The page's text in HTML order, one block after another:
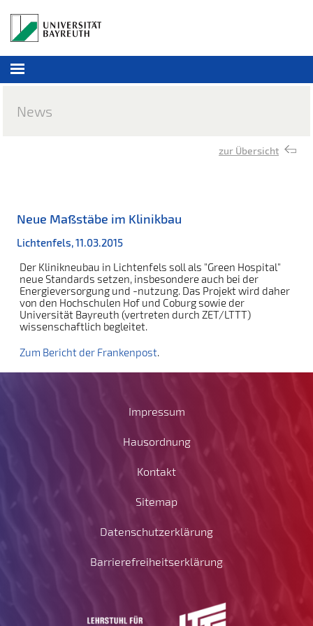
News
zur Übersicht
Neue Maßstäbe im Klinikbau
Lichtenfels, 11.03.2015
Der Klinikneubau in Lichtenfels soll als "Green Hospital"
neue Standards setzen, insbesondere auch bei der
Energieversorgung und -nutzung. Das Projekt wird daher
von den Hochschulen Hof und Coburg sowie der
Universität Bayreuth (vertreten durch ZET/LTTT)
wissenschaftlich begleitet.
Zum Bericht der Frankenpost.
Impressum
Hausordnung
Kontakt
Sitemap
Datenschutzerklärung
Barrierefreiheitserklärung